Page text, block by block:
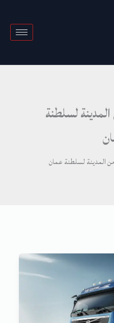
لسلطنة
المدينة لسلطنة عمان